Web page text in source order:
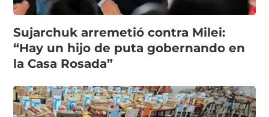
Sujarchuk arremetió contra Milei:
“Hay un hijo de puta gobernando en
la Casa Rosada”